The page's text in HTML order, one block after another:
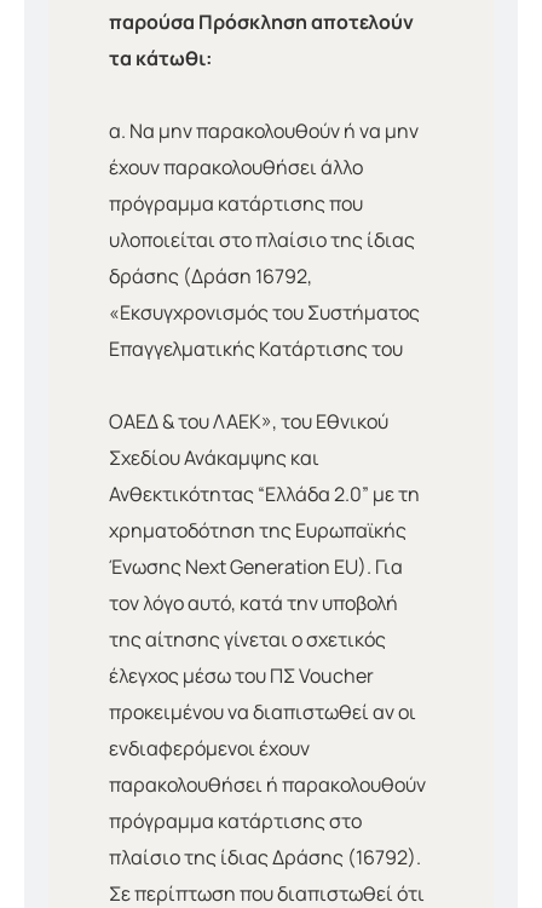
παρούσα Πρόσκληση αποτελούν
τα κάτωθι:
α. Να μην παρακολουθούν ή να μην
έχουν παρακολουθήσει άλλο
πρόγραμμα κατάρτισης που
υλοποιείται στο πλαίσιο της ίδιας
δράσης (Δράση 16792,
«Εκσυγχρονισμός του Συστήματος
Επαγγελματικής Κατάρτισης του
ΟΑΕΔ & του ΛΑΕΚ», του Εθνικού
Σχεδίου Ανάκαμψης και
Ανθεκτικότητας “Ελλάδα 2.0” με τη
χρηματοδότηση της Ευρωπαϊκής
Ένωσης Next Generation EU). Για
τον λόγο αυτό, κατά την υποβολή
της αίτησης γίνεται ο σχετικός
έλεγχος μέσω του ΠΣ Voucher
προκειμένου να διαπιστωθεί αν οι
ενδιαφερόμενοι έχουν
παρακολουθήσει ή παρακολουθούν
πρόγραμμα κατάρτισης στο
πλαίσιο της ίδιας Δράσης (16792).
Σε περίπτωση που διαπιστωθεί ότι